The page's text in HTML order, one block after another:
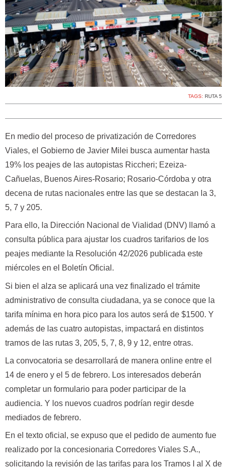
TAGS: RUTA 5
En medio del proceso de privatización de Corredores
Viales, el Gobierno de Javier Milei busca aumentar hasta
19% los peajes de las autopistas Riccheri; Ezeiza-
Cañuelas, Buenos Aires-Rosario; Rosario-Córdoba y otra
decena de rutas nacionales entre las que se destacan la 3,
5, 7 y 205.
Para ello, la Dirección Nacional de Vialidad (DNV) llamó a
consulta pública para ajustar los cuadros tarifarios de los
peajes mediante la Resolución 42/2026 publicada este
miércoles en el Boletín Oficial.
Si bien el alza se aplicará una vez finalizado el trámite
administrativo de consulta ciudadana, ya se conoce que la
tarifa mínima en hora pico para los autos será de $1500. Y
además de las cuatro autopistas, impactará en distintos
tramos de las rutas 3, 205, 5, 7, 8, 9 y 12, entre otras.
La convocatoria se desarrollará de manera online entre el
14 de enero y el 5 de febrero. Los interesados deberán
completar un formulario para poder participar de la
audiencia. Y los nuevos cuadros podrían regir desde
mediados de febrero.
En el texto oficial, se expuso que el pedido de aumento fue
realizado por la concesionaria Corredores Viales S.A.,
solicitando la revisión de las tarifas para los Tramos I al X de